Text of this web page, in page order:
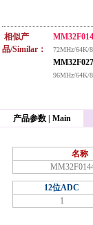
相似产
品/Similar：
MM32F014
72MHz/64K/
MM32F027
96MHz/64K/
产品参数 | Main
名称
12位ADC
1